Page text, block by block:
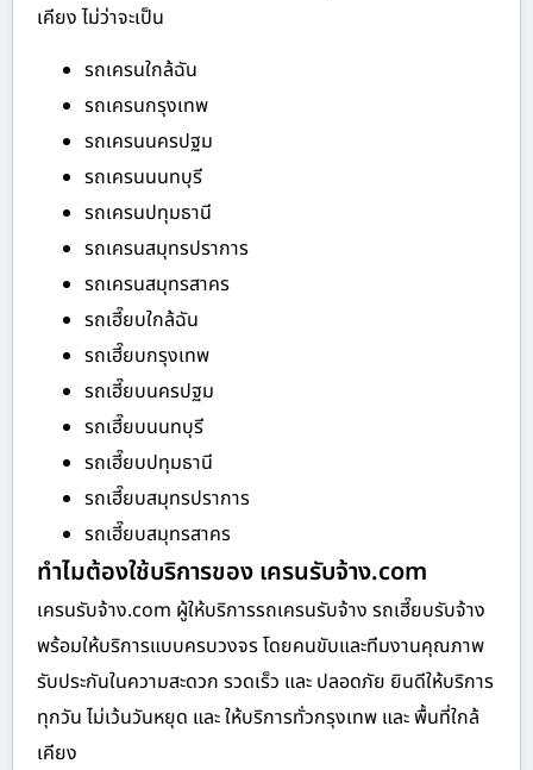
เคียง ไม่ว่าจะเป็น
รถเครนใกล้ฉัน
รถเครนกรุงเทพ
รถเครนนครปฐม
รถเครนนนทบุรี
รถเครนปทุมธานี
รถเครนสมุทรปราการ
รถเครนสมุทรสาคร
รถเฮี๊ยบใกล้ฉัน
รถเฮี๊ยบกรุงเทพ
รถเฮี๊ยบนครปฐม
รถเฮี๊ยบนนทบุรี
รถเฮี๊ยบปทุมธานี
รถเฮี๊ยบสมุทรปราการ
รถเฮี๊ยบสมุทรสาคร
ทำไมต้องใช้บริการของ เครนรับจ้าง.com
เครนรับจ้าง.com ผู้ให้บริการรถเครนรับจ้าง รถเฮี๊ยบรับจ้าง
พร้อมให้บริการแบบครบวงจร โดยคนขับและทีมงานคุณภาพ
รับประกันในความสะดวก รวดเร็ว และ ปลอดภัย ยินดีให้บริการ
ทุกวัน ไม่เว้นวันหยุด และ ให้บริการทั่วกรุงเทพ และ พื้นที่ใกล้
เคียง